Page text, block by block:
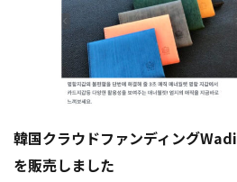
韓国クラウドファンディング
を販売しました